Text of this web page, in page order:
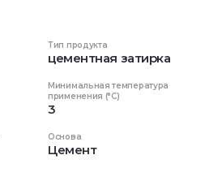
Тип продукта
цементная затирка
Минимальная температура
применения (°C)
3
Основа
Цемент